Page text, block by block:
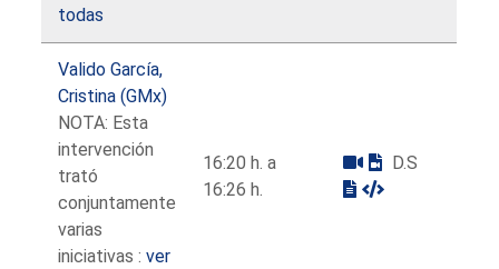
todas
Valido García,
Cristina (GMx)
NOTA: Esta
intervención
trató
conjuntamente
varias
iniciativas :ver
16:20 h. a
16:26 h.
D.S